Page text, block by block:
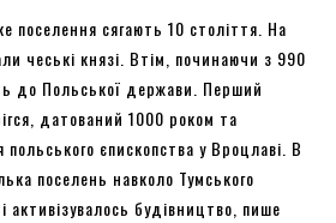
поселення сягають 10 століття. На
чеські князі. Втім, починаючи з 990
до Польської держави. Перший
датований 1000 роком та
єпископства у Вроцлаві. В
поселень навколо Тумського
активізувалось будівництво, пише